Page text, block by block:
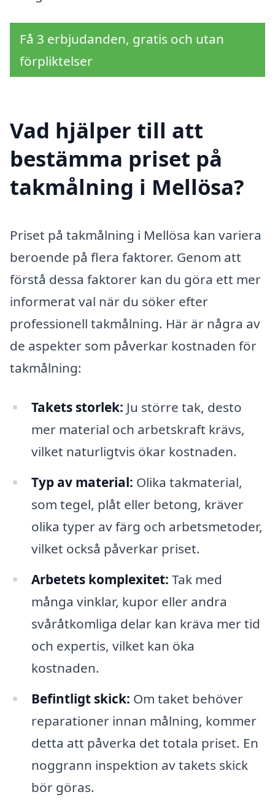
Få 3 erbjudanden, gratis och utan
förpliktelser
Vad hjälper till att
bestämma priset på
takmålning i Mellösa?
Priset på takmålning i Mellösa kan variera
beroende på flera faktorer. Genom att
förstå dessa faktorer kan du göra ett mer
informerat val när du söker efter
professionell takmålning. Här är några av
de aspekter som påverkar kostnaden för
takmålning:
Takets storlek: Ju större tak, desto
mer material och arbetskraft krävs,
vilket naturligtvis ökar kostnaden.
Typ av material: Olika takmaterial,
som tegel, plåt eller betong, kräver
olika typer av färg och arbetsmetoder,
vilket också påverkar priset.
Arbetets komplexitet: Tak med
många vinklar, kupor eller andra
svåråtkomliga delar kan kräva mer tid
och expertis, vilket kan öka
kostnaden.
Befintligt skick: Om taket behöver
reparationer innan målning, kommer
detta att påverka det totala priset. En
noggrann inspektion av takets skick
bör göras.